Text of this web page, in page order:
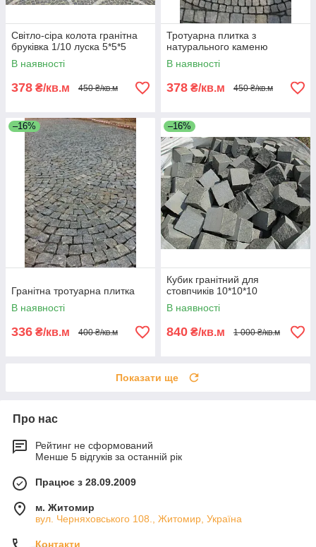
Світло-сіра колота гранітна
бруківка 1/10 луска 5*5*5
В наявності
378 ₴/кв.м 450 ₴/кв.м
Тротуарна плитка з
натурального каменю
В наявності
378 ₴/кв.м 450 ₴/кв.м
–16%
Гранітна тротуарна плитка
В наявності
336 ₴/кв.м 400 ₴/кв.м
–16%
Кубик гранітний для
стовпчиків 10*10*10
В наявності
840 ₴/кв.м 1 000 ₴/кв.м
Показати ще
Про нас
Рейтинг не сформований
Менше 5 відгуків за останній рік
Працює з 28.09.2009
м. Житомир
вул. Черняховського 108., Житомир, Україна
Контакти